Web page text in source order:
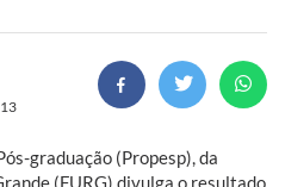
graduação (Propesp), da
(FURG) divulga o resultado